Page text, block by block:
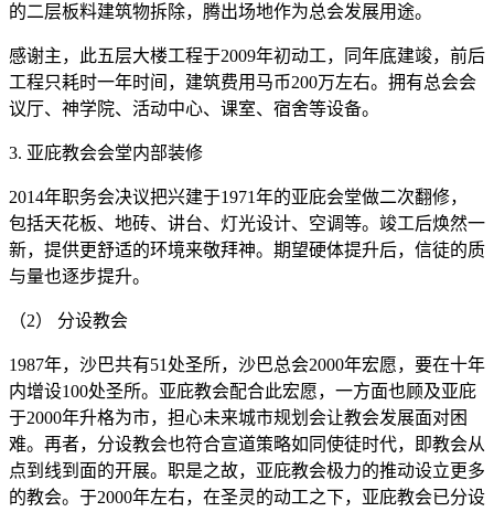
的二层板料建筑物拆除，腾出场地作为总会发展用途。
感谢主，此五层大楼工程于2009年初动工，同年底建竣，前后
工程只耗时一年时间，建筑费用马币200万左右。拥有总会会
议厅、神学院、活动中心、课室、宿舍等设备。
3. 亚庇教会会堂内部装修
2014年职务会决议把兴建于1971年的亚庇会堂做二次翻修，
包括天花板、地砖、讲台、灯光设计、空调等。竣工后焕然一
新，提供更舒适的环境来敬拜神。期望硬体提升后，信徒的质
与量也逐步提升。
（2） 分设教会
1987年，沙巴共有51处圣所，沙巴总会2000年宏愿，要在十年
内增设100处圣所。亚庇教会配合此宏愿，一方面也顾及亚庇
于2000年升格为市，担心未来城市规划会让教会发展面对困
难。再者，分设教会也符合宣道策略如同使徒时代，即教会从
点到线到面的开展。职是之故，亚庇教会极力的推动设立更多
的教会。于2000年左右，在圣灵的动工之下，亚庇教会已分设